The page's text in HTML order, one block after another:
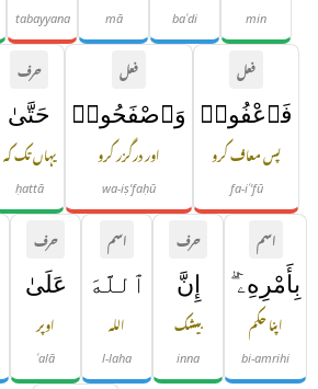
min
baʿdi
mā
tabayyana
فعل
فَٱعْفُوا۟
پس معاف کرو
fa-iʿ'fū
فعل
وَٱصْفَحُوا۟
اور درگزر کرو
wa-iṣ'faḥū
حرف
حَتَّىٰ
یہاں تک کہ
ḥattā
اسم
بِأَمْرِهِۦٓ ۗ
اپنا حکم
bi-amrihi
حرف
إِنَّ
بیشک
inna
اسم
ٱللَّهَ
اللہ
l-laha
حرف
عَلَىٰ
اوپر
ʿalā